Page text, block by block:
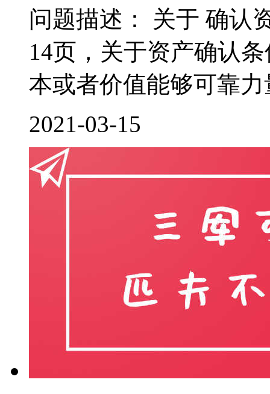
问题描述： 关于 确认
14页，关于资产确认
本或者价值能够可靠
2021-03-15